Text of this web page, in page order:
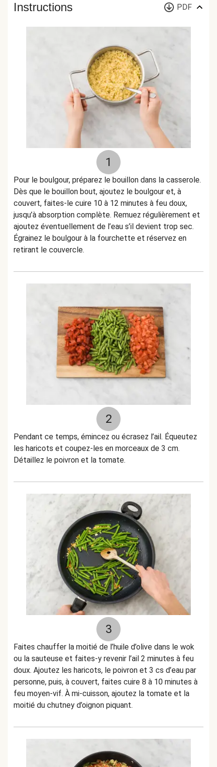
Instructions PDF
1
Pour le boulgour, préparez le bouillon dans la casserole.
Dès que le bouillon bout, ajoutez le boulgour et, à
couvert, faites-le cuire 10 à 12 minutes à feu doux,
jusqu’à absorption complète. Remuez régulièrement et
ajoutez éventuellement de l’eau s’il devient trop sec.
Égrainez le boulgour à la fourchette et réservez en
retirant le couvercle.
2
Pendant ce temps, émincez ou écrasez l’ail. Équeutez
les haricots et coupez-les en morceaux de 3 cm.
Détaillez le poivron et la tomate.
3
Faites chauffer la moitié de l’huile d’olive dans le wok
ou la sauteuse et faites-y revenir l’ail 2 minutes à feu
doux. Ajoutez les haricots, le poivron et 3 cs d’eau par
personne, puis, à couvert, faites cuire 8 à 10 minutes à
feu moyen-vif. À mi-cuisson, ajoutez la tomate et la
moitié du chutney d’oignon piquant.